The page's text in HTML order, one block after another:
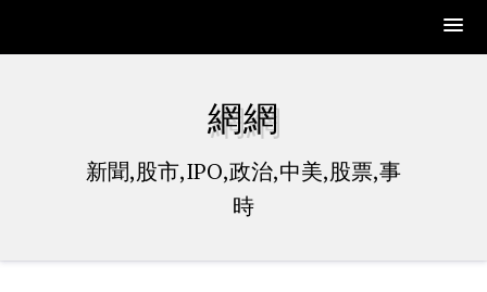
網網
新聞,股市,IPO,政治,中美,股票,事
時